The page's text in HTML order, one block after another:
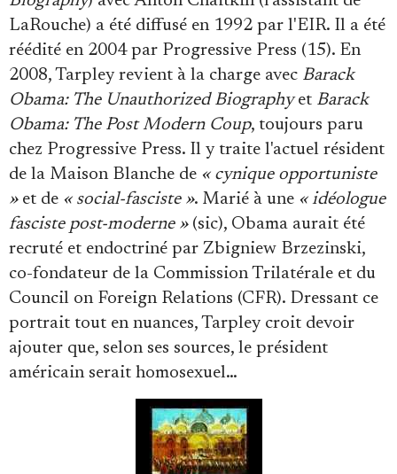
LaRouche) a été diffusé en 1992 par l'EIR. Il a été
réédité en 2004 par Progressive Press (15). En
2008, Tarpley revient à la charge avec Barack
Obama: The Unauthorized Biographyet Barack
Obama: The Post Modern Coup, toujours paru
chez Progressive Press. Il y traite l'actuel résident
de la Maison Blanche de « cynique opportuniste
»et de « social-fasciste ». Marié à une « idéologue
fasciste post-moderne »(sic), Obama aurait été
recruté et endoctriné par Zbigniew Brzezinski,
co-fondateur de la Commission Trilatérale et du
Council on Foreign Relations (CFR). Dressant ce
portrait tout en nuances, Tarpley croit devoir
ajouter que, selon ses sources, le président
américain serait homosexuel…